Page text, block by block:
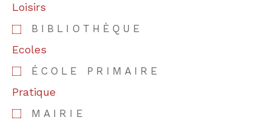
Loisirs
BIBLIOTHÈQUE
Ecoles
ÉCOLE PRIMAIRE
Pratique
MAIRIE